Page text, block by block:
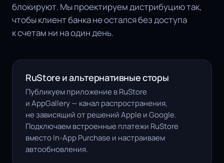
блокируют. Мы проектируем дистрибуцию так,
чтобы клиент банка не остался без доступа
к счетам ни на один день.
RuStore и альтернативные сторы
Публикуем приложение в RuStore
и AppGallery — канал распространения,
не зависящий от решений Apple и Google.
Подключаем встроенные платежи RuStore
вместо In-App Purchase и настраиваем
автообновления.